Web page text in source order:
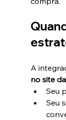
A
no site
Seu
Seu